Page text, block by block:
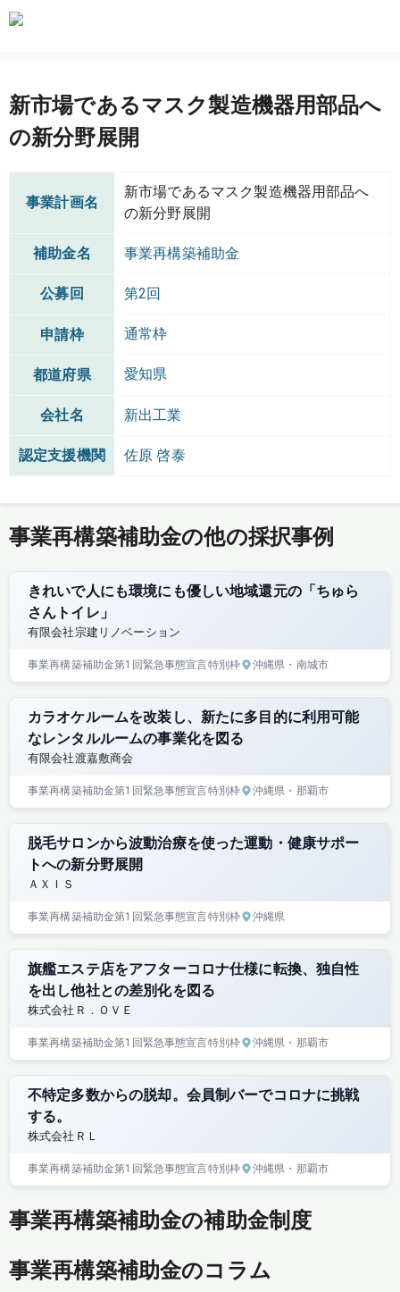
新市場であるマスク製造機器用部品へ
の新分野展開
事業計画名
新市場であるマスク製造機器用部品へ
の新分野展開
補助金名 事業再構築補助金
公募回 第2回
申請枠 通常枠
都道府県 愛知県
会社名 新出工業
認定支援機関 佐原 啓泰
事業再構築補助金の他の採択事例
きれいで人にも環境にも優しい地域還元の「ちゅら
さんトイレ」
有限会社宗建リノベーション
事業再構築補助金第1回緊急事態宣言特別枠 沖縄県 ・南城市
カラオケルームを改装し、新たに多目的に利用可能
なレンタルルームの事業化を図る
有限会社渡嘉敷商会
事業再構築補助金第1回緊急事態宣言特別枠 沖縄県 ・那覇市
脱毛サロンから波動治療を使った運動・健康サポー
トへの新分野展開
ＡＸＩＳ
事業再構築補助金第1回緊急事態宣言特別枠 沖縄県
旗艦エステ店をアフターコロナ仕様に転換、独自性
を出し他社との差別化を図る
株式会社Ｒ．ＯＶＥ
事業再構築補助金第1回緊急事態宣言特別枠 沖縄県 ・那覇市
不特定多数からの脱却。会員制バーでコロナに挑戦
する。
株式会社ＲＬ
事業再構築補助金第1回緊急事態宣言特別枠 沖縄県 ・那覇市
事業再構築補助金の補助金制度
事業再構築補助金のコラム